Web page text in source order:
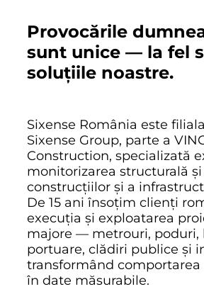
Provocările
sunt unice — la fel
soluțiile noastre.
Sixense România este
Sixense Group, parte a
Construction, specializată
monitorizarea structurală
construcțiilor și a
De 15 ani însoțim clienți
execuția și exploatarea
majore — metrouri, poduri,
portuare, clădiri publice și
transformând
în date măsurabile.